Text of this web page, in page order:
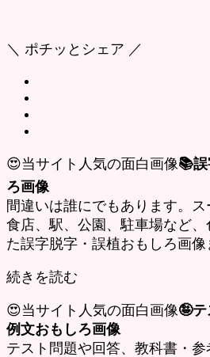
＼ ポチッとシェア ／
😍当サイト人気の面白画像📚
ろ画像
間違いは誰にでもあります。
食店、駅、公園、駐車場など
た誤字脱字・誤植おもしろ画像
続きを読む
😍当サイト人気の面白画像🤪
例文おもしろ画像
テスト問題や回答、教科書・